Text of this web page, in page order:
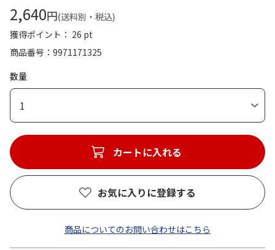
2,640円(送料別・税込)
獲得ポイント： 26 pt
商品番号
9971171325
数量
1
カートに入れる
お気に入りに登録する
商品についてのお問い合わせはこちら